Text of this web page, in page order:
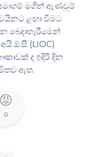
මගින් ඇණවුම්
ළඟා වීමට
බෙදාහැරීමෙන්
(LIOC)
ද ඉදිරි දින
ඇත.
😡
0